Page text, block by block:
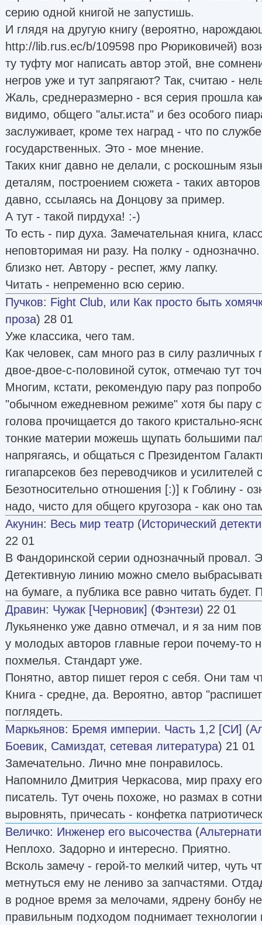
серию одной книгой не запустишь.
И глядя на другую книгу (вероятно,
http://lib.rus.ec/b/109598 про Рюриковичей)
ту туфту мог написать автор этой, вне
негров уже и тут запрягают? Так, считаю -
Жаль, среднеразмерно - вся серия прошла
видимо, общего "альт.иста" и без особого
заслуживает, кроме тех наград - что по
государственных. Это - мое мнение.
Таких книг давно не делали, с роскошным
деталям, построением сюжета - таких
давно, ссылаясь на Донцову за пример.
А тут - такой пирдуха! :-)
То есть - пир духа. Замечательная книга,
неповторимая ни разу. На полку -
близко нет. Автору - респет, жму лапку.
Читать - непременно всю серию.
Пучков: Fight Club, или Как просто быть
проза) 28 01
Уже классика, чего там.
Как человек, сам много раз в силу
двое-двое-с-половиной суток, отмечаю тут
Многим, кстати, рекомендую пару раз
"обычном ежедневном режиме" хотя бы пару
голова прочищается до такого кристально-
тонкие материи можешь щупать большими
напрягаясь, и общаться с Президентом
гигапарсеков без переводчиков и усилителей
Безотносительно отношения [:)] к Гоблину -
надо, чисто для общего кругозора - как оно
Акунин: Весь мир театр (Исторический
22 01
В Фандоринской серии однозначный провал.
Детективную линию можно смело
на бумаге, а публика все равно читать будет.
Дравин: Чужак [Черновик] (Фэнтези) 22 01
Лукьяненко уже давно отмечал, и я за ним
у молодых авторов главные герои почему-то
похмелья. Стандарт уже.
Понятно, автор пишет героя с себя. Они там
Книга - средне, да. Вероятно, автор
поглядеть.
Маркьянов: Бремя империи. Часть 1,2 [СИ] (
Боевик, Самиздат, сетевая литература) 21 01
Замечательно. Лично мне понравилось.
Напомнило Дмитрия Черкасова, мир праху
писатель. Тут очень похоже, но размах в
выровнять, причесать - конфетка
Величко: Инженер его высочества (
Неплохо. Задорно и интересно. Приятно.
Всколь замечу - герой-то мелкий читер, чуть
метнуться ему не лениво за запчастями.
в родное время за мелочами, ядрену бонбу
правильным подходом поднимает технологии